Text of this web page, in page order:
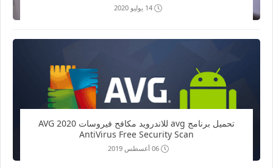
14 يوليو 2020
تحميل برنامج avg للاندرويد مكافح فيروسات 2020 AVG
AntiVirus Free Security Scan
06 أغسطس 2019